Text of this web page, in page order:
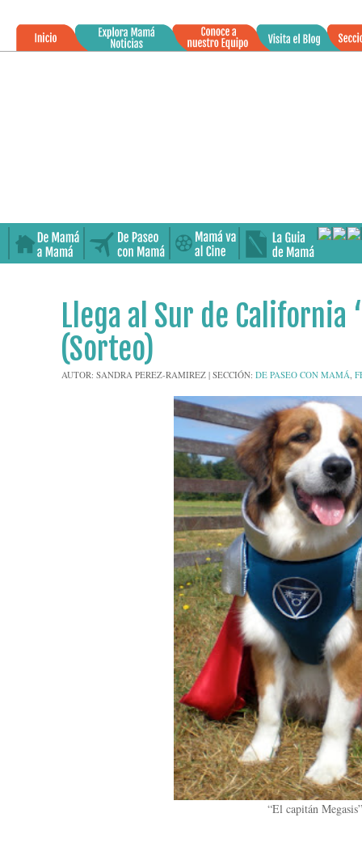
Llega al Sur de California
(Sorteo)
AUTOR: SANDRA PEREZ-RAMIREZ | SECCIÓN: DE PASEO CON MAMÁ,
“El capitán Megasis”